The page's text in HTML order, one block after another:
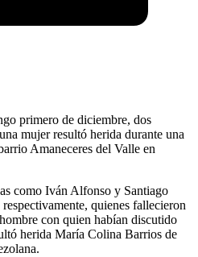
primero de diciembre, dos
mujer resultó herida durante una
Amaneceres del Valle en
como Iván Alfonso y Santiago
quienes fallecieron
con quien habían discutido
herida María Colina Barrios de